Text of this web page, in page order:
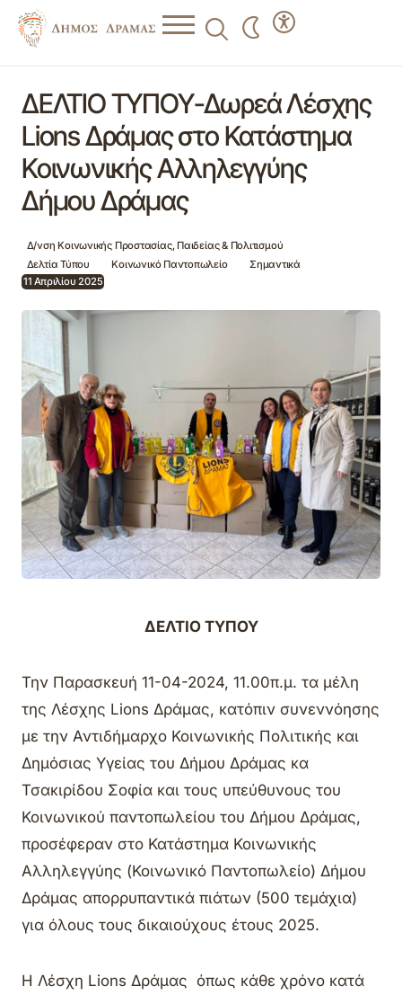
Κατάστημα Κοινωνικής Αλληλεγγύης Δήμου Δράμας
ΔΕΛΤΙΟ ΤΥΠΟΥ-Δωρεά Λέσχης
Lions Δράμας στο Κατάστημα
Κοινωνικής Αλληλεγγύης
Δήμου Δράμας
Δ/νση Κοινωνικής Προστασίας, Παιδείας & Πολιτισμού
Δελτία Τύπου
Κοινωνικό Παντοπωλείο
Σημαντικά
11 Απριλίου 2025
ΔΕΛΤΙΟ ΤΥΠΟΥ
Την Παρασκευή 11-04-2024, 11.00π.μ. τα μέλη
της Λέσχης Lions Δράμας, κατόπιν συνεννόησης
με την Αντιδήμαρχο Κοινωνικής Πολιτικής και
Δημόσιας Υγείας του Δήμου Δράμας κα
Τσακιρίδου Σοφία και τους υπεύθυνους του
Κοινωνικού παντοπωλείου του Δήμου Δράμας,
προσέφεραν στο Κατάστημα Κοινωνικής
Αλληλεγγύης (Κοινωνικό Παντοπωλείο) Δήμου
Δράμας απορρυπαντικά πιάτων (500 τεμάχια)
για όλους τους δικαιούχους έτους 2025.
Η Λέσχη Lions Δράμας όπως κάθε χρόνο κατά